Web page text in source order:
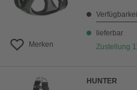
Merken
lieferbar
Zustellung
HUNTER